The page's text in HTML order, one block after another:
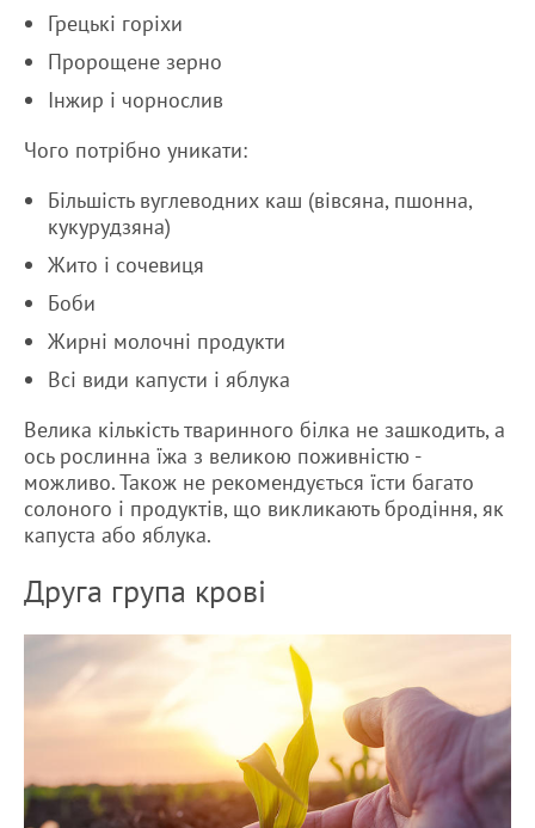
Грецькі горіхи
Пророщене зерно
Інжир і чорнослив
Чого потрібно уникати:
Більшість вуглеводних каш (вівсяна, пшонна,
кукурудзяна)
Жито і сочевиця
Боби
Жирні молочні продукти
Всі види капусти і яблука
Велика кількість тваринного білка не зашкодить, а
ось рослинна їжа з великою поживністю -
можливо. Також не рекомендується їсти багато
солоного і продуктів, що викликають бродіння, як
капуста або яблука.
Друга група крові